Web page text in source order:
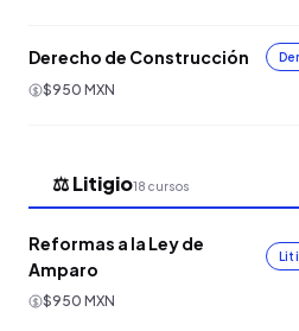
Derecho de Construcción
$950 MXN
⚖️ Litigio18 cursos
Reformas a la Ley de
Amparo
$950 MXN